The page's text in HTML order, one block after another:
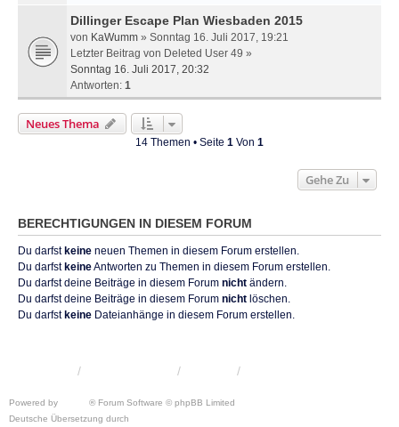
Dillinger Escape Plan Wiesbaden 2015
von KaWumm » Sonntag 16. Juli 2017, 19:21
Letzter Beitrag von Deleted User 49 »
Sonntag 16. Juli 2017, 20:32
Antworten: 1
Neues Thema
14 Themen • Seite 1 Von 1
Gehe Zu
BERECHTIGUNGEN IN DIESEM FORUM
Du darfstkeine neuen Themen in diesem Forum erstellen.
Du darfstkeineAntworten zu Themen in diesem Forum erstellen.
Du darfst deine Beiträge in diesem Forum nicht ändern.
Du darfst deine Beiträge in diesem Forum nicht löschen.
Du darfstkeine Dateianhänge in diesem Forum erstellen.
Powered by
® Forum Software © phpBB Limited
Deutsche Übersetzung durch